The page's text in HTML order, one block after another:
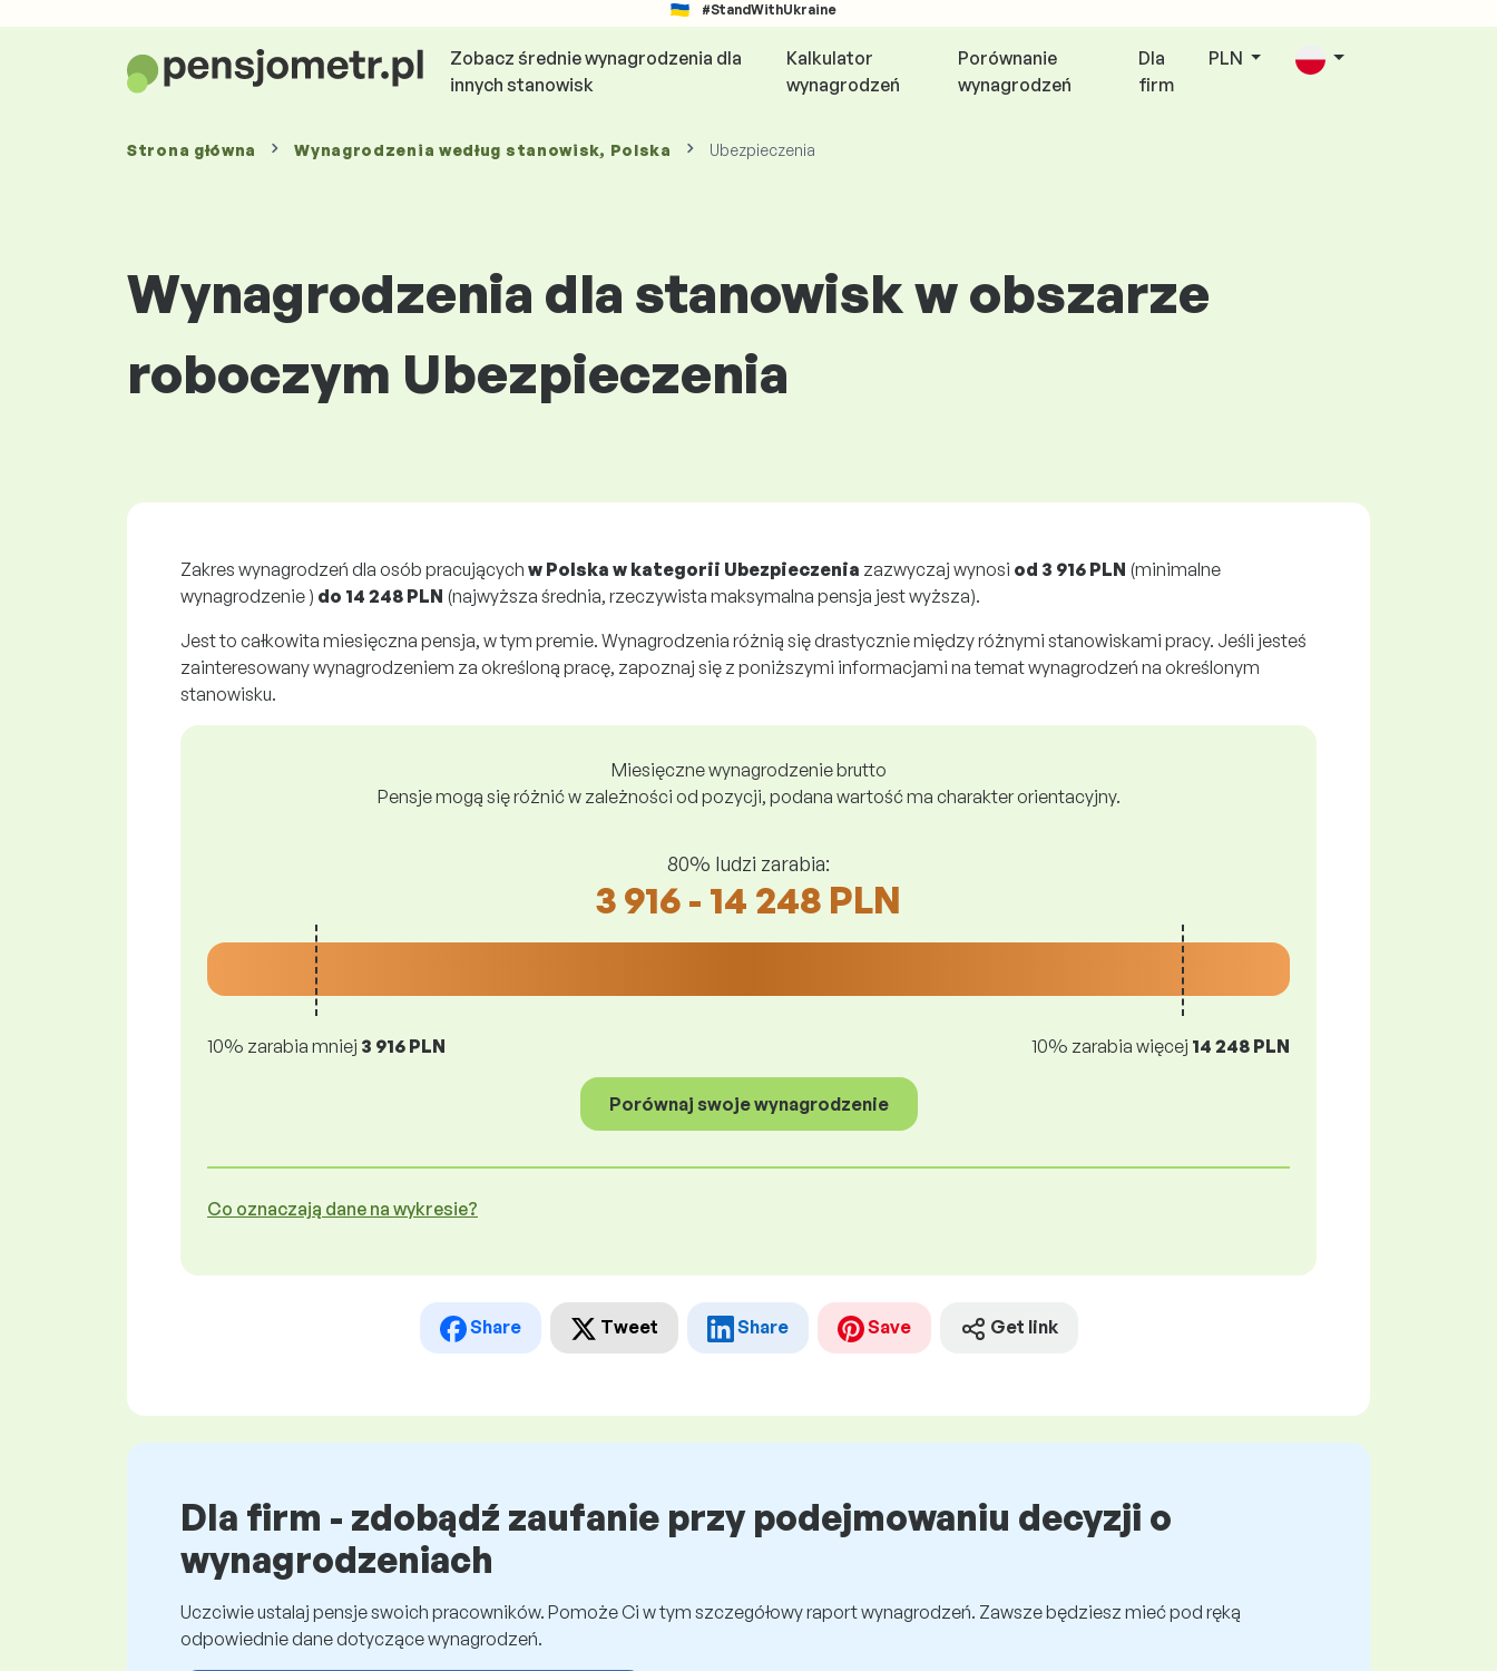
#StandWithUkraine
Zobacz średnie wynagrodzenia dla
innych stanowisk
Kalkulator
wynagrodzeń
Porównanie
wynagrodzeń
Dla
firm
PLN
Strona główna Wynagrodzenia według stanowisk, Polska Ubezpieczenia
Wynagrodzenia dla stanowisk w obszarze
roboczym Ubezpieczenia
Zakres wynagrodzeń dla osób pracujących w Polska w kategorii Ubezpieczenia zazwyczaj wynosi od 3 916 PLN (minimalne
wynagrodzenie ) do 14 248 PLN (najwyższa średnia, rzeczywista maksymalna pensja jest wyższa).
Jest to całkowita miesięczna pensja, w tym premie. Wynagrodzenia różnią się drastycznie między różnymi stanowiskami pracy. Jeśli jesteś
zainteresowany wynagrodzeniem za określoną pracę, zapoznaj się z poniższymi informacjami na temat wynagrodzeń na określonym
stanowisku.
Miesięczne wynagrodzenie brutto
Pensje mogą się różnić w zależności od pozycji, podana wartość ma charakter orientacyjny.
80% ludzi zarabia:
3 916 - 14 248 PLN
10% zarabia mniej 3 916 PLN 10% zarabia więcej 14 248 PLN
Porównaj swoje wynagrodzenie
Co oznaczają dane na wykresie?
Share Tweet Share Save Get link
Dla firm - zdobądź zaufanie przy podejmowaniu decyzji o
wynagrodzeniach
Uczciwie ustalaj pensje swoich pracowników. Pomoże Ci w tym szczegółowy raport wynagrodzeń. Zawsze będziesz mieć pod ręką
odpowiednie dane dotyczące wynagrodzeń.